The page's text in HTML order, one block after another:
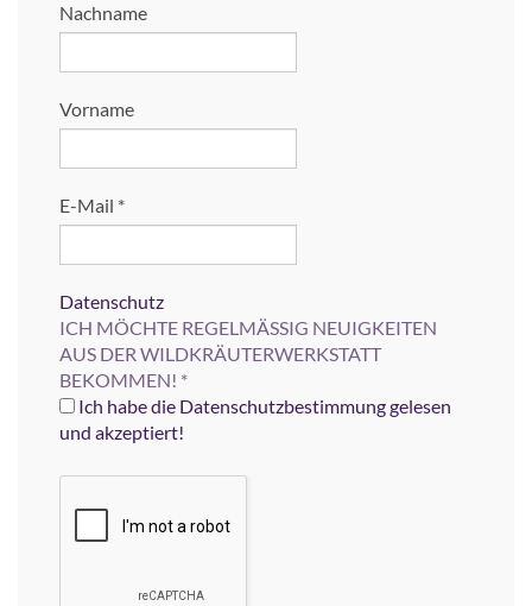
Nachname
Vorname
E-Mail *
Datenschutz
ICH MÖCHTE REGELMÄSSIG NEUIGKEITEN
AUS DER WILDKRÄUTERWERKSTATT
BEKOMMEN! *
Ich habe die Datenschutzbestimmung gelesen
und akzeptiert!